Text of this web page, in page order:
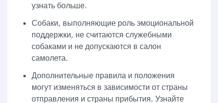
узнать больше.
Собаки, выполняющие роль эмоциональной
поддержки, не считаются служебными
собаками и не допускаются в салон
самолета.
Дополнительные правила и положения
могут изменяться в зависимости от страны
отправления и страны прибытия. Узнайте